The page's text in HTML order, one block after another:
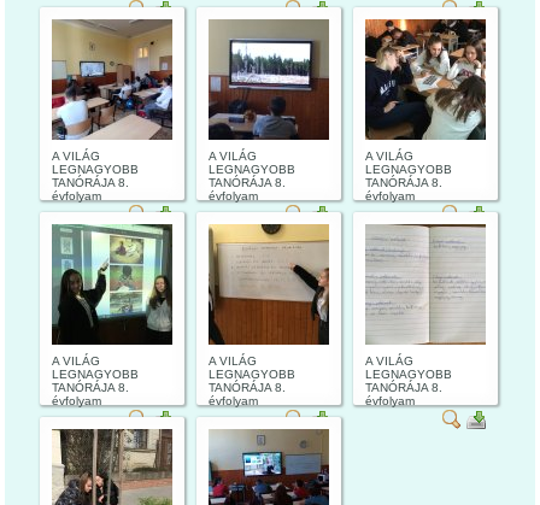
A VILÁG
LEGNAGYOBB
TANÓRÁJA 8.
évfolyam
A VILÁG
LEGNAGYOBB
TANÓRÁJA 8.
évfolyam
A VILÁG
LEGNAGYOBB
TANÓRÁJA 8.
évfolyam
A VILÁG
LEGNAGYOBB
TANÓRÁJA 8.
évfolyam
A VILÁG
LEGNAGYOBB
TANÓRÁJA 8.
évfolyam
A VILÁG
LEGNAGYOBB
TANÓRÁJA 8.
évfolyam